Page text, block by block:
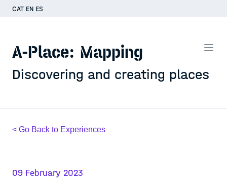
CAT EN ES
A-Place: Mapping
Discovering and creating places
< Go Back to Experiences
09 February 2023